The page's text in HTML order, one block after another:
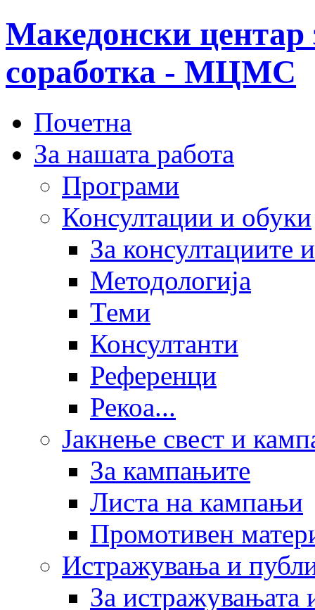
Македонски центар
соработка - МЦМС
Почетна
За нашата работа
Програми
Консултации и обуки
За консултациите
Методологија
Теми
Консултанти
Референци
Рекоа...
Јакнење свест и
За кампањите
Листа на кампањи
Промотивен
Истражувања и
За истражувањата